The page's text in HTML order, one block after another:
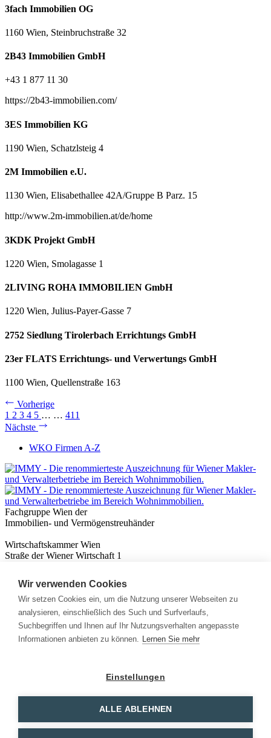
3fach Immobilien OG
1160 Wien, Steinbruchstraße 32
2B43 Immobilien GmbH
+43 1 877 11 30
https://2b43-immobilien.com/
3ES Immobilien KG
1190 Wien, Schatzlsteig 4
2M Immobilien e.U.
1130 Wien, Elisabethallee 42A/Gruppe B Parz. 15
http://www.2m-immobilien.at/de/home
3KDK Projekt GmbH
1220 Wien, Smolagasse 1
2LIVING ROHA IMMOBILIEN GmbH
1220 Wien, Julius-Payer-Gasse 7
2752 Siedlung Tirolerbach Errichtungs GmbH
23er FLATS Errichtungs- und Verwertungs GmbH
1100 Wien, Quellenstraße 163
Vorherige
1 2 3 4 5 … … 411
Nächste
WKO Firmen A-Z
Fachgruppe Wien der
Immobilien- und Vermögenstreuhänder
Wirtschaftskammer Wien
Straße der Wiener Wirtschaft 1
Nützliches
Immobilienwissen
Formulare & Rechner
Expert:innen
Info
Wir verwenden Cookies
Wir setzen Cookies ein, um die Nutzung unserer Webseiten zu
analysieren, einschließlich des Such und Surfverlaufs,
Suchbegriffen und Ihnen auf Ihr Nutzungsverhalten angepasste
Informationen anbieten zu können. Lernen Sie mehr
Einstellungen
ALLE ABLEHNEN